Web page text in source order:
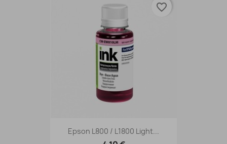
Epson L800 / L1800 Light...
favorite_border